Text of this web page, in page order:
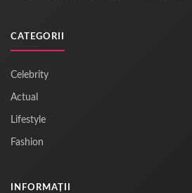
CATEGORII
Celebrity
Actual
Lifestyle
Fashion
INFORMAȚII